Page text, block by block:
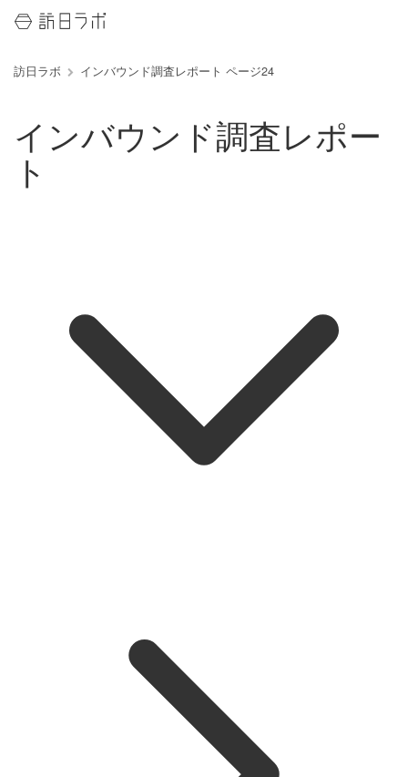
訪日ラボ インバウンド調査レポート ページ24
インバウンド調査レポー
ト